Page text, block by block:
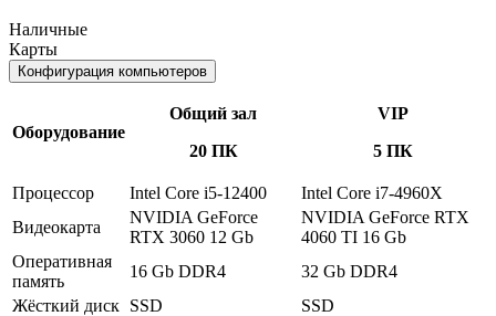
Наличные
Карты
Конфигурация компьютеров
Оборудование
Общий зал
20 ПК
VIP
5 ПК
Процессор Intel Core i5-12400
Intel Core i7-4960X
Видеокарта
NVIDIA GeForce
RTX 3060 12 Gb
NVIDIA GeForce RTX
4060 TI 16 Gb
Оперативная
память
16 Gb DDR4
32 Gb DDR4
Жёсткий диск SSD
SSD